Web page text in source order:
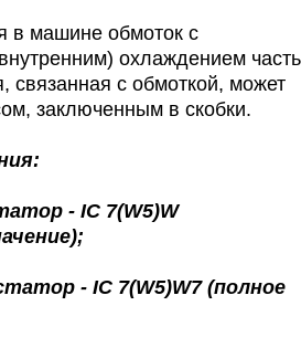
в машине обмоток с
охлаждением часть
связанная с обмоткой, может
заключенным в скобки.
- IC 7(W5)W
- IC 7(W5)W7 (полное